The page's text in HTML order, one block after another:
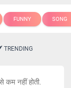
FUNNY SONG
TRENDING
कम नहीं होती.